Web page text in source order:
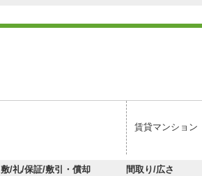
賃貸マンション
敷/礼/保証/敷引・償却 間取り/広さ